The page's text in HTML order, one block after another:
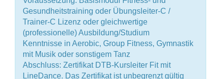
Gesundheitstraining oder Übungsleiter-C /
Trainer-C Lizenz oder gleichwertige
(professionelle) Ausbildung/Studium
Kenntnisse in Aerobic, Group Fitness, Gymnastik
mit Musik oder sonstigem Tanz
Abschluss: Zertifikat DTB-Kursleiter Fit mit
LineDance. Das Zertifikat ist unbegrenzt gültig